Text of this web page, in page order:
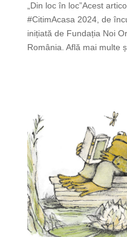
„Din loc în loc”Acest
#CitimAcasa 2024, de
inițiată de Fundația Noi
România. Află mai multe